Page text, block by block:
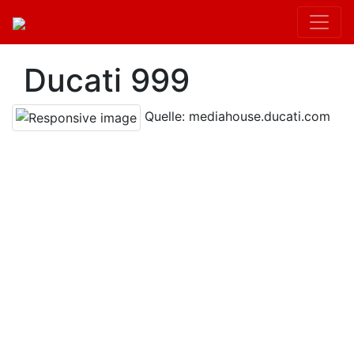
Ducati 999
Quelle: mediahouse.ducati.com